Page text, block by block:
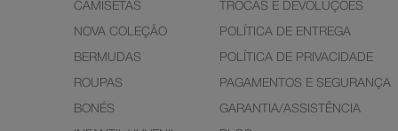
CAMISETAS
NOVA COLEÇÃO
BERMUDAS
ROUPAS
BONÉS
TROCAS E DEVOLUÇÕES
POLÍTICA DE ENTREGA
POLÍTICA DE PRIVACIDADE
PAGAMENTOS E SEGURANÇA
GARANTIA/ASSISTÊNCIA